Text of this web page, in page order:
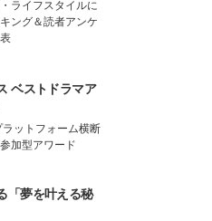
ライフスタイルに
ング＆読者アンケ
ベストドラマア
ットフォーム横断
加型アワード
「夢を叶える秘